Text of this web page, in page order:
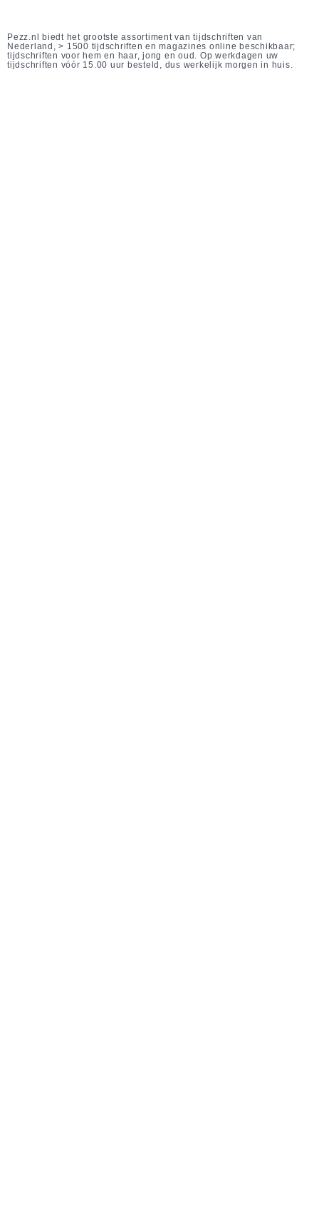
Pezz.nl biedt het grootste assortiment van tijdschriften van
Nederland, > 1500 tijdschriften en magazines online beschikbaar;
tijdschriften voor hem en haar, jong en oud. Op werkdagen uw
tijdschriften vóór 15.00 uur besteld, dus werkelijk morgen in huis.